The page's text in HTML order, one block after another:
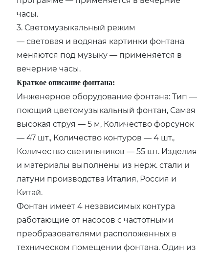
часы.
3. Светомузыкальный режим
— световая и водяная картинки фонтана
меняются под музыку — применяется в
вечерние часы.
Краткое описание фонтана:
Инженерное оборудование фонтана: Тип —
поющий цветомузыкальный фонтан, Самая
высокая струя — 5 м, Количество форсунок
— 47 шт., Количество контуров — 4 шт.,
Количество светильников — 55 шт. Изделия
и материалы выполнены из нерж. стали и
латуни производства Италия, Россия и
Китай.
Фонтан имеет 4 независимых контура
работающие от насосов с частотными
преобразователями расположенных в
техническом помещении фонтана. Один из